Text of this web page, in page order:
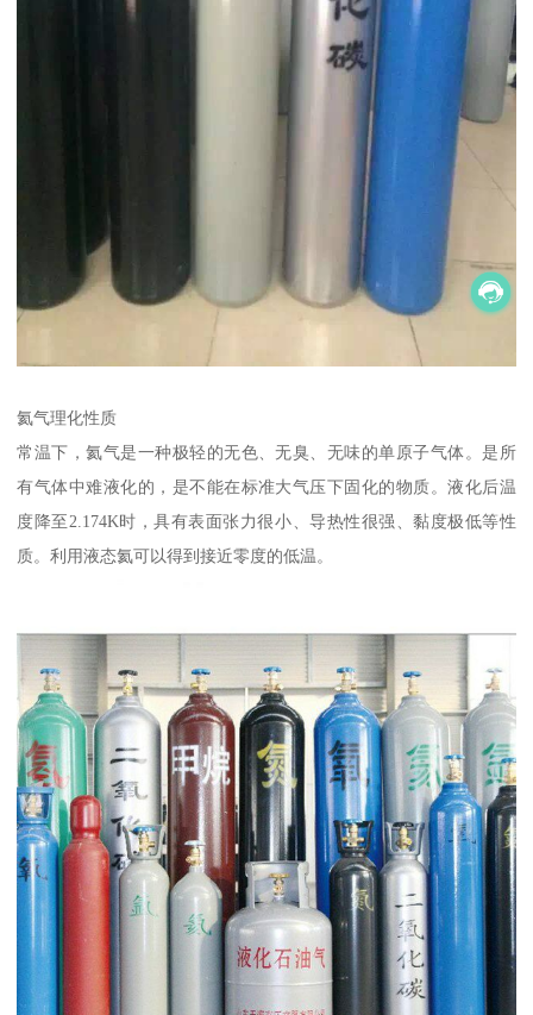
氦气理化性质
常温下，氦气是一种极轻的无色、无臭、无味的单原子气体。是所
有气体中难液化的，是不能在标准大气压下固化的物质。液化后温
度降至2.174K时，具有表面张力很小、导热性很强、黏度极低等性
质。利用液态氦可以得到接近零度的低温。